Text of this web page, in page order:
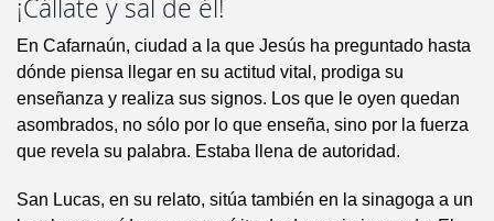
¡Cállate y sal de él!
En Cafarnaún, ciudad a la que Jesús ha preguntado hasta
dónde piensa llegar en su actitud vital, prodiga su
enseñanza y realiza sus signos. Los que le oyen quedan
asombrados, no sólo por lo que enseña, sino por la fuerza
que revela su palabra. Estaba llena de autoridad.
San Lucas, en su relato, sitúa también en la sinagoga a un